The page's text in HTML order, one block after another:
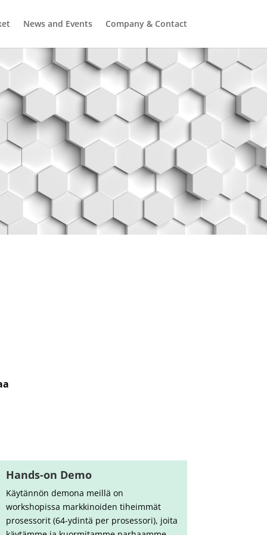
News and Events Company & Contact
Hands-on Demo
Käytännön demona meillä on
workshopissa markkinoiden tiheimmät
prosessorit (64-ydintä per prosessori), joita